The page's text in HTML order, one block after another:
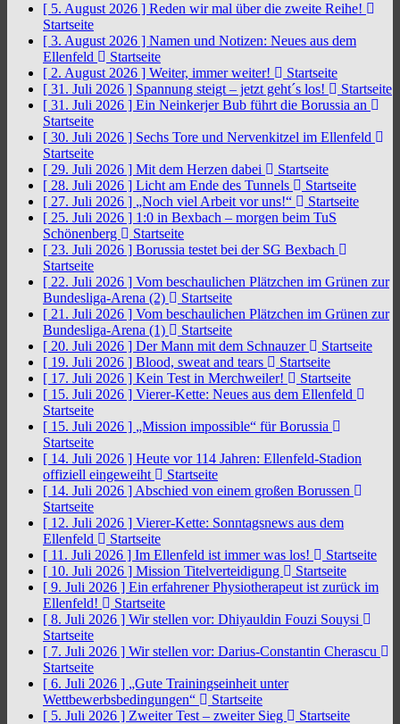
[ 5. August 2026 ] Reden wir mal über die zweite Reihe!
Startseite
[ 3. August 2026 ] Namen und Notizen: Neues aus dem
Ellenfeld
Startseite
[ 2. August 2026 ] Weiter, immer weiter!
Startseite
[ 31. Juli 2026 ] Spannung steigt – jetzt geht´s los!
Startseite
[ 31. Juli 2026 ] Ein Neinkerjer Bub führt die Borussia an
Startseite
[ 30. Juli 2026 ] Sechs Tore und Nervenkitzel im Ellenfeld
Startseite
[ 29. Juli 2026 ] Mit dem Herzen dabei
Startseite
[ 28. Juli 2026 ] Licht am Ende des Tunnels
Startseite
[ 27. Juli 2026 ] „Noch viel Arbeit vor uns!“
Startseite
[ 25. Juli 2026 ] 1:0 in Bexbach – morgen beim TuS
Schönenberg
Startseite
[ 23. Juli 2026 ] Borussia testet bei der SG Bexbach
Startseite
[ 22. Juli 2026 ] Vom beschaulichen Plätzchen im Grünen zur
Bundesliga-Arena (2)
Startseite
[ 21. Juli 2026 ] Vom beschaulichen Plätzchen im Grünen zur
Bundesliga-Arena (1)
Startseite
[ 20. Juli 2026 ] Der Mann mit dem Schnauzer
Startseite
[ 19. Juli 2026 ] Blood, sweat and tears
Startseite
[ 17. Juli 2026 ] Kein Test in Merchweiler!
Startseite
[ 15. Juli 2026 ] Vierer-Kette: Neues aus dem Ellenfeld
Startseite
[ 15. Juli 2026 ] „Mission impossible“ für Borussia
Startseite
[ 14. Juli 2026 ] Heute vor 114 Jahren: Ellenfeld-Stadion
offiziell eingeweiht
Startseite
[ 14. Juli 2026 ] Abschied von einem großen Borussen
Startseite
[ 12. Juli 2026 ] Vierer-Kette: Sonntagsnews aus dem
Ellenfeld
Startseite
[ 11. Juli 2026 ] Im Ellenfeld ist immer was los!
Startseite
[ 10. Juli 2026 ] Mission Titelverteidigung
Startseite
[ 9. Juli 2026 ] Ein erfahrener Physiotherapeut ist zurück im
Ellenfeld!
Startseite
[ 8. Juli 2026 ] Wir stellen vor: Dhiyauldin Fouzi Souysi
Startseite
[ 7. Juli 2026 ] Wir stellen vor: Darius-Constantin Cherascu
Startseite
[ 6. Juli 2026 ] „Gute Trainingseinheit unter
Wettbewerbsbedingungen“
Startseite
[ 5. Juli 2026 ] Zweiter Test – zweiter Sieg
Startseite